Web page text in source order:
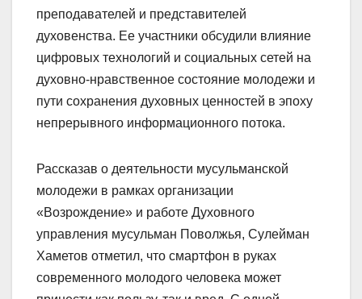
преподавателей и представителей
духовенства. Ее участники обсудили влияние
цифровых технологий и социальных сетей на
духовно-нравственное состояние молодежи и
пути сохранения духовных ценностей в эпоху
непрерывного информационного потока.
Рассказав о деятельности мусульманской
молодежи в рамках организации
«Возрождение» и работе Духовного
управления мусульман Поволжья, Сулейман
Хаметов отметил, что смартфон в руках
современного молодого человека может